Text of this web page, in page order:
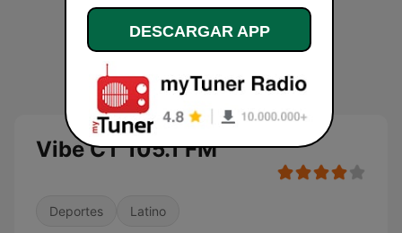
Vibe CT 105.1 FM
Deportes Latino
DESCARGAR APP